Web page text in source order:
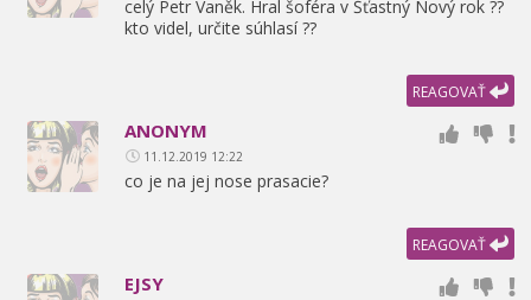
celý Petr Vaněk. Hral šoféra v Šťastný Nový rok ??
kto videl, určite súhlasí ??
REAGOVAŤ
ANONYM
11.12.2019 12:22
co je na jej nose prasacie?
REAGOVAŤ
EJSY